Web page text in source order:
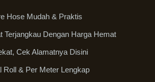
Hose Mudah & Praktis
Terjangkau Dengan Harga Hemat
Cek Alamatnya Disini
Roll & Per Meter Lengkap